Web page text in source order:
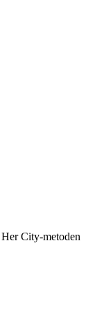
Her City-metoden